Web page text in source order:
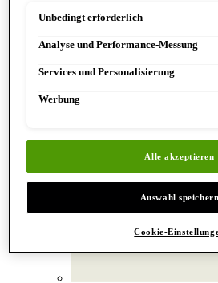
Entdecken Sie Hand &
speichern"). Die Auswahl kann jederzeit
Datenschutzinformationen.
Unbedingt erforderlich
Analyse und Performance-Messung
Services und Personalisierung
Werbung
Alle akzeptieren
Auswahl speichern
Cookie-